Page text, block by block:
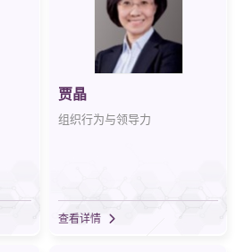
贾晶
组织行为与领导力
查看详情